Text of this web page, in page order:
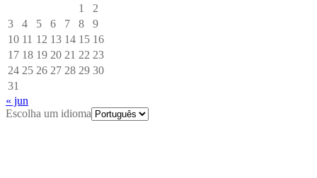
1
2
3
4 5 6 7 8
9
10 11 12 13 14 15 16
17 18 19 20 21 22 23
24 25 26 27 28 29 30
31
« jun
Escolha um idioma